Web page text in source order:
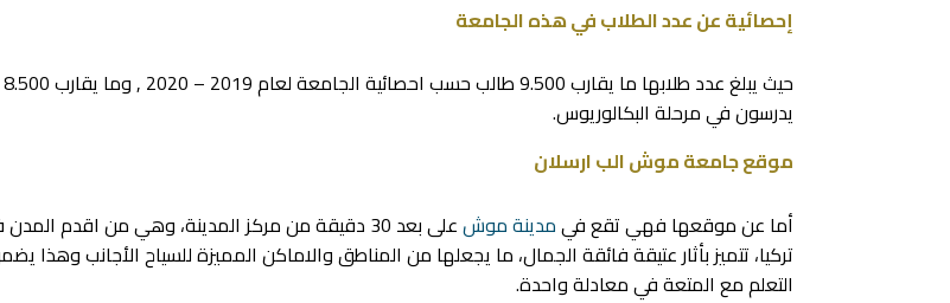
إحصائية عن عدد الطلاب في هذه الجامعة
يدرسون في مرحلة البكالوريوس.
موقع جامعة موش الب ارسلان
أما عن موقعها فهي تقع فيمدينة موش
على بعد 30 دقيقة من مركز المدينة، وهي من اقدم
تركيا، تتميز بأثار عتيقة فائقة الجمال، ما يجعلها من المناطق والاماكن المميزة للسياح الأجانب وهذا
التعلم مع المتعة في معادلة واحدة.